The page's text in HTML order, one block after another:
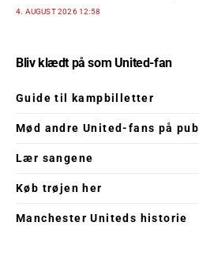
4. AUGUST 2026 12:58
Bliv klædt på som United-fan
Guide til kampbilletter
Mød andre United-fans på pub
Lær sangene
Køb trøjen her
Manchester Uniteds historie